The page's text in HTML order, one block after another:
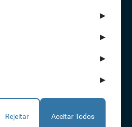
Mais informações referentes à
e Condições
▶
▶
▶
▶
Rejeitar Aceitar Todos